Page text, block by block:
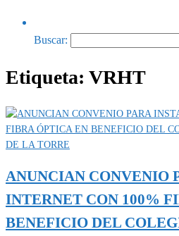
Buscar:
Etiqueta: VRHT
ANUNCIAN CONVENIO
INTERNET CON 100%
BENEFICIO DEL